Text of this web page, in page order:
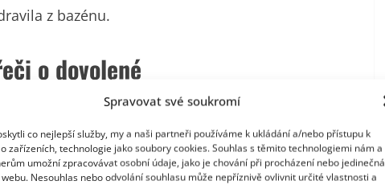
Spravovat své soukromí
co nejlepší služby, my a naši partneři používáme k ukládání a/nebo přístupu k
zařízeních, technologie jako soubory cookies. Souhlas s těmito technologiemi nám a
umožní zpracovávat osobní údaje, jako je chování při procházení nebo jedinečná
Nesouhlas nebo odvolání souhlasu může nepříznivě ovlivnit určité vlastnosti a
z bazénu.
o dovolené
Malou. Mračková Vildumetzová je už
předsedkyní senátorského klubu ANO.